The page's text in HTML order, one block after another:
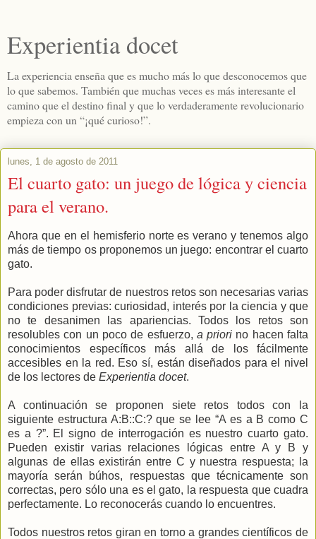
Experientia docet
La experiencia enseña que es mucho más lo que desconocemos que
lo que sabemos. También que muchas veces es más interesante el
camino que el destino final y que lo verdaderamente revolucionario
empieza con un “¡qué curioso!”.
lunes, 1 de agosto de 2011
El cuarto gato: un juego de lógica y ciencia
para el verano.
Ahora que en el hemisferio norte es verano y tenemos algo
más de tiempo os proponemos un juego: encontrar el cuarto
gato.
Para poder disfrutar de nuestros retos son necesarias varias
condiciones previas: curiosidad, interés por la ciencia y que
no te desanimen las apariencias. Todos los retos son
resolubles con un poco de esfuerzo, a priori no hacen falta
conocimientos específicos más allá de los fácilmente
accesibles en la red. Eso sí, están diseñados para el nivel
de los lectores de Experientia docet.
A continuación se proponen siete retos todos con la
siguiente estructura A:B::C:? que se lee “A es a B como C
es a ?”. El signo de interrogación es nuestro cuarto gato.
Pueden existir varias relaciones lógicas entre A y B y
algunas de ellas existirán entre C y nuestra respuesta; la
mayoría serán búhos, respuestas que técnicamente son
correctas, pero sólo una es el gato, la respuesta que cuadra
perfectamente. Lo reconocerás cuando lo encuentres.
Todos nuestros retos giran en torno a grandes científicos de